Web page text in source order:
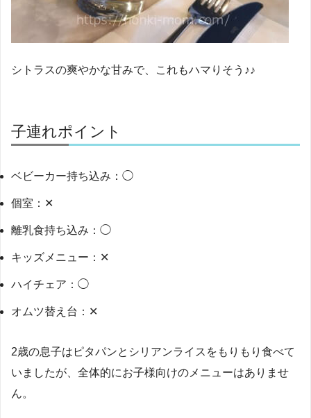
シトラスの爽やかな甘みで、これもハマりそう♪♪
子連れポイント
ベビーカー持ち込み：◯
個室：✕
離乳食持ち込み：◯
キッズメニュー：✕
ハイチェア：◯
オムツ替え台：✕
2歳の息子はピタパンとシリアンライスをもりもり食べて
いましたが、全体的にお子様向けのメニューはありませ
ん。